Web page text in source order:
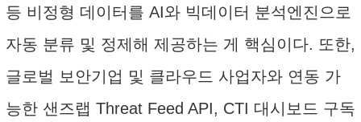
등 비정형 데이터를 AI와 빅데이터 분석엔진으로
자동 분류 및 정제해 제공하는 게 핵심이다. 또한,
글로벌 보안기업 및 클라우드 사업자와 연동 가
능한 샌즈랩 Threat Feed API, CTI 대시보드 구독